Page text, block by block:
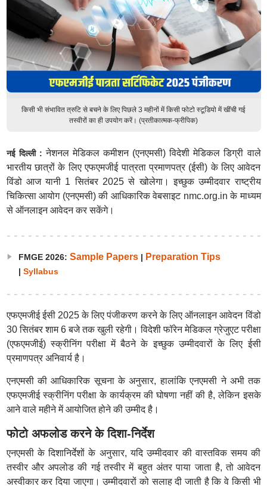
किसी भी संभावित त्रुटि से बचने के लिए पिछले 3 महीनों में किसी फोटो स्टूडियो में खींची गई
तस्वीरों का ही उपयोग करें। (प्रतीकात्मक-फ्रीपिक)
नई दिल्ली :नेशनल मेडिकल कमीशन (एनएमसी) विदेशी मेडिकल डिग्री वाले
भारतीय छात्रों के लिए एफएमजीई पात्रता प्रमाणपत्र (ईसी) के लिए आवेदन
विंडो आज यानी 1 सितंबर 2025 से खोलेगा। इच्छुक उम्मीदवार राष्ट्रीय
चिकित्सा आयोग (एनएमसी) की आधिकारिक वेबसाइट nmc.org.in के माध्यम
से ऑनलाइन आवेदन कर सकेंगे।
FMGE 2026: Sample Papers| Preparation Tips
| Syllabus
एफएमजीई ईसी 2025 के लिए पंजीकरण करने के लिए ऑनलाइन आवेदन विंडो
30 सितंबर शाम 6 बजे तक खुली रहेगी। विदेशी फॉरेन मेडिकल ग्रेजुएट परीक्षा
(एफएमजीई) स्क्रीनिंग परीक्षा में बैठने के इच्छुक उम्मीदवारों के लिए ईसी
प्रमाणपत्र अनिवार्य है।
एनएमसी की आधिकारिक सूचना के अनुसार, हालांकि एनएमसी ने अभी तक
एफएमजीई स्क्रीनिंग परीक्षा के कार्यक्रम की घोषणा नहीं की है, लेकिन इसके
आने वाले महीने में आयोजित होने की उम्मीद है।
फोटो अफलोड करने के दिशा-निर्देश
एनएमसी के दिशानिर्देशों के अनुसार, यदि उम्मीदवार की वास्तविक समय की
तस्वीर और अपलोड की गई तस्वीर में बहुत अंतर पाया जाता है, तो आवेदन
अस्वीकार कर दिया जाएगा। उम्मीदवारों को सलाह दी जाती है कि वे किसी भी